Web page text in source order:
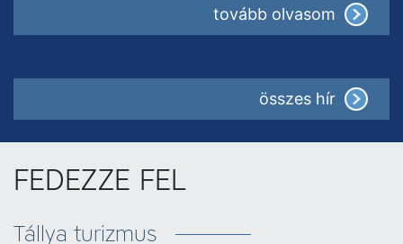
tovább olvasom :
összes hír
FEDEZZE FEL
Tállya turizmus